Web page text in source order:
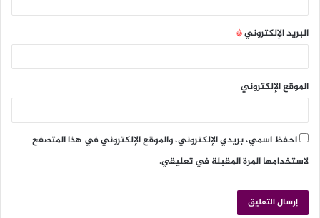
البريد الإلكتروني*
الموقع الإلكتروني
احفظ اسمي، بريدي الإلكتروني، والموقع الإلكتروني في هذا المتصفح
لاستخدامها المرة المقبلة في تعليقي.